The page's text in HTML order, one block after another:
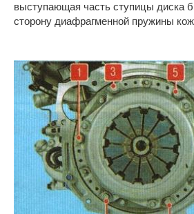
выступающая часть ступицы диска
сторону диафрагменной пружины